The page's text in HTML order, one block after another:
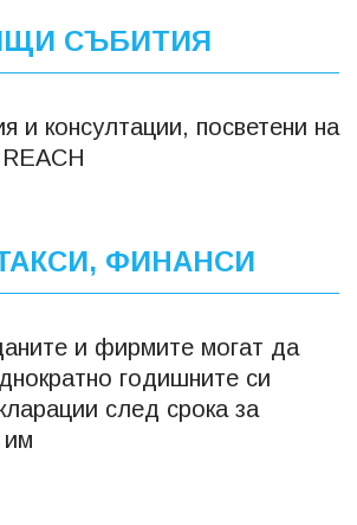
СЪБИТИЯ
и консултации, посветени на
ФИНАНСИ
и фирмите могат да
годишните си
след срока за
им